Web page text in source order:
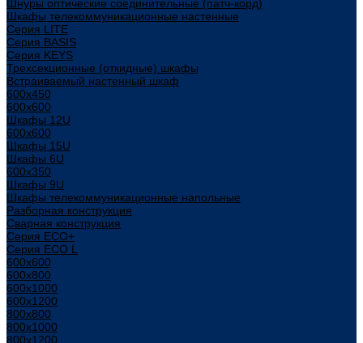
Шнуры оптические соединительные (патч-корд)
Шкафы телекоммуникационные настенные
Cерия LITE
Cерия BASIS
Cерия KEYS
Трехсекционные (откидные) шкафы
Встраиваемый настенный шкаф
600x450
600x600
Шкафы 12U
600x600
Шкафы 15U
Шкафы 6U
600x350
Шкафы 9U
Шкафы телекоммуникационные напольные
Разборная конструкция
Сварная конструкция
Серия ECO+
Серия ECO L
600x600
600x800
600х1000
600х1200
800x800
800х1000
800х1200